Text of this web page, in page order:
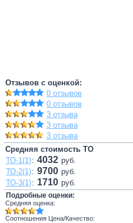
Отзывов с оценкой:
0 отзывов
0 отзывов
3 отзыва
3 отзыва
3 отзыва
Средняя стоимость ТО
ТО-1(1): 4032 руб.
ТО-2(1): 9700 руб.
ТО-3(1): 1710 руб.
Подробные оценки:
Средняя оценка:
Соотношения Цена/Качество: